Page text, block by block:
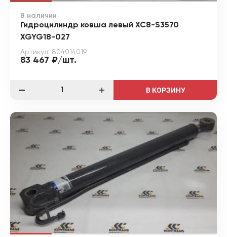
В наличии
Гидроцилиндр ковша левый XC8-S3570
XGYG18-027
Артикул: 804014019
83 467 ₽/шт.
В КОРЗИНУ